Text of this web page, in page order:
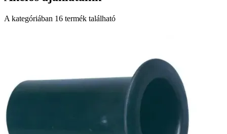
A kategóriában 16 termék található